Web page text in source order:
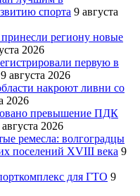
спорта 9 августа
региону новые
2026
первую в
9 августа 2026
накроют ливни со
2026
превышение ПДК
2026
ремесла: волгоградцы
поселений XVIII века 9
для ГТО 9